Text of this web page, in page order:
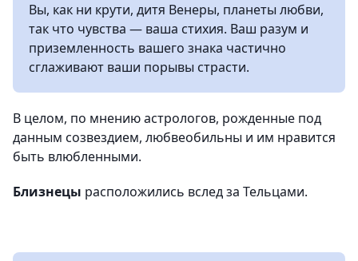
Вы, как ни крути, дитя Венеры, планеты любви,
так что чувства — ваша стихия. Ваш разум и
приземленность вашего знака частично
сглаживают ваши порывы страсти.
В целом, по мнению астрологов, рожденные под
данным созвездием, любвеобильны и им нравится
быть влюбленными.
Близнецы расположились вслед за Тельцами.